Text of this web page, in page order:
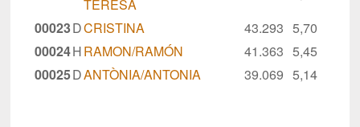
TERESA
00023DCRISTINA 43.293 5,70
00024HRAMON/RAMÓN 41.363 5,45
00025DANTÒNIA/ANTONIA 39.069 5,14